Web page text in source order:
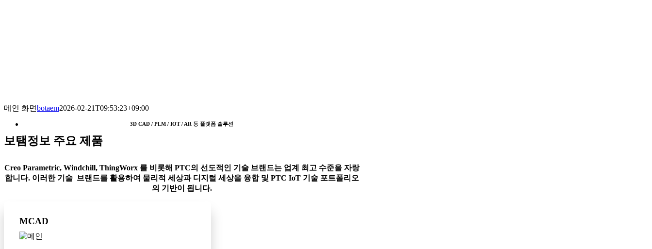
메인 화면botaem2026-02-21T09:53:23+09:00
3D CAD / PLM / IOT / AR 등 플랫폼 솔루션
보탬정보 주요 제품
Creo Parametric, Windchill, ThingWorx 를 비롯해 PTC의 선도적인 기술 브랜드는 업계 최고 수준을 자랑
합니다. 이러한 기술 브랜드를 활용하여 물리적 세상과 디지털 세상을 융합 및 PTC IoT 기술 포트폴리오
의 기반이 됩니다.
MCAD